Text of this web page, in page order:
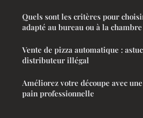
Quels sont les critères pour
adapté au bureau ou à la chambre
Vente de pizza automatique :
distributeur illégal
Améliorez votre découpe avec
pain professionnelle